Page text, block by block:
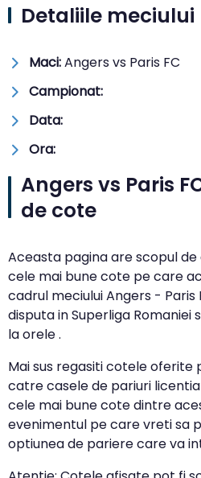
Detaliile meciului
Maci:Angers vs Paris FC
Campionat:
Data:
Ora:
Angers vs Paris
de cote
Aceasta pagina are scopul
cele mai bune cote pe care
cadrul meciului Angers - Paris
disputa in Superliga Romaniei
la orele .
Mai sus regasiti cotele
catre casele de pariuri
cele mai bune cote dintre
evenimentul pe care vreti sa
optiunea de pariere care va